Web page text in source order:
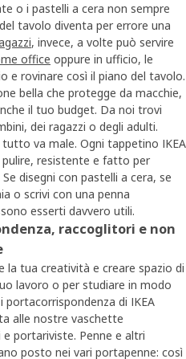
o i pastelli a cera non sempre
tavolo diventa per errore una
, invece, a volte può servire
office oppure in ufficio, le
e rovinare così il piano del tavolo.
bella che protegge da macchie,
il tuo budget. Da noi trovi
dei ragazzi o degli adulti.
va male. Ogni tappetino IKEA
resistente e fatto per
disegni con pastelli a cera, se
o scrivi con una penna
esserti davvero utili.
raccoglitori e non
la tua creatività e creare spazio di
lavoro o per studiare in modo
di IKEA
alle nostre vaschette
portariviste. Penne e altri
posto nei vari portapenne: così